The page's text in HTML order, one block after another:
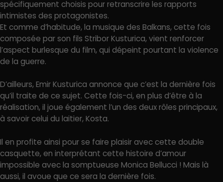
spécifiquement choisis pour retranscrire les rapports
intimistes des protagonistes.
Et comme d’habitude, la musique des Balkans, cette fois
composée par son fils Stribor Kusturica, vient renforcer
l’aspect burlesque du film, qui dépeint pourtant la violence
de la guerre.
D’ailleurs, Emir Kusturica annonce que c’est la dernière fois
qu’il traite de ce sujet. Cette fois-ci, en plus d’être à la
réalisation, il joue également l’un des deux rôles principaux,
à savoir celui du laitier, Kosta.
Il en profite ainsi pour se faire plaisir avec cette double
casquette, en interprétant cette histoire d’amour
impossible avec la somptueuse Monica Bellucci ! Mais là
aussi, il avoue que ce sera la dernière fois.